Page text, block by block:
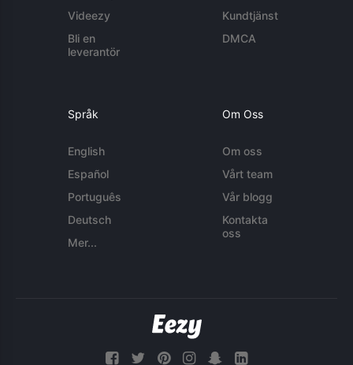
Videezy
Bli en
leverantör
Kundtjänst
DMCA
Språk
English
Español
Português
Deutsch
Mer...
Om Oss
Om oss
Vårt team
Vår blogg
Kontakta
oss